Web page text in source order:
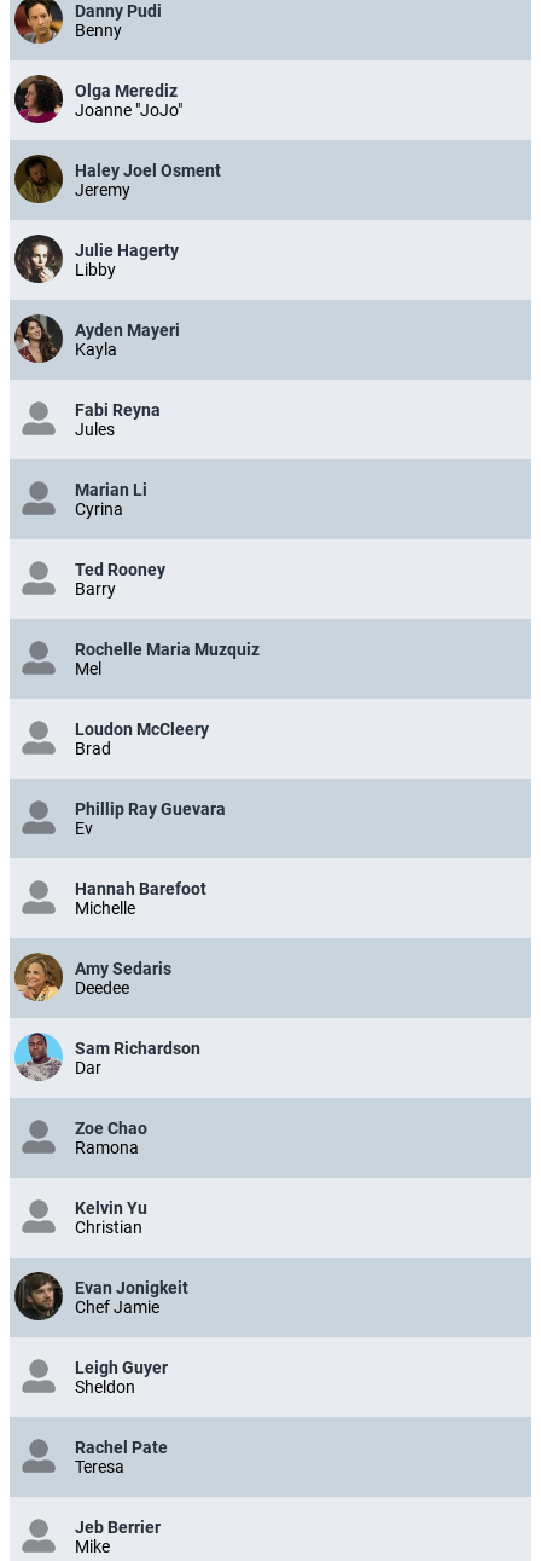
Danny Pudi
Benny
Olga Merediz
Joanne "JoJo"
Haley Joel Osment
Jeremy
Julie Hagerty
Libby
Ayden Mayeri
Kayla
Fabi Reyna
Jules
Marian Li
Cyrina
Ted Rooney
Barry
Rochelle Maria Muzquiz
Mel
Loudon McCleery
Brad
Phillip Ray Guevara
Ev
Hannah Barefoot
Michelle
Amy Sedaris
Deedee
Sam Richardson
Dar
Zoe Chao
Ramona
Kelvin Yu
Christian
Evan Jonigkeit
Chef Jamie
Leigh Guyer
Sheldon
Rachel Pate
Teresa
Jeb Berrier
Mike